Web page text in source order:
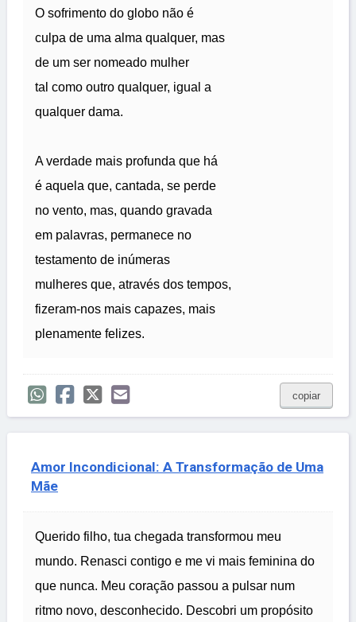
O sofrimento do globo não é
culpa de uma alma qualquer, mas
de um ser nomeado mulher
tal como outro qualquer, igual a
qualquer dama.
A verdade mais profunda que há
é aquela que, cantada, se perde
no vento, mas, quando gravada
em palavras, permanece no
testamento de inúmeras
mulheres que, através dos tempos,
fizeram-nos mais capazes, mais
plenamente felizes.
copiar
Amor Incondicional: A Transformação de Uma
Mãe
Querido filho, tua chegada transformou meu
mundo. Renasci contigo e me vi mais feminina do
que nunca. Meu coração passou a pulsar num
ritmo novo, desconhecido. Descobri um propósito